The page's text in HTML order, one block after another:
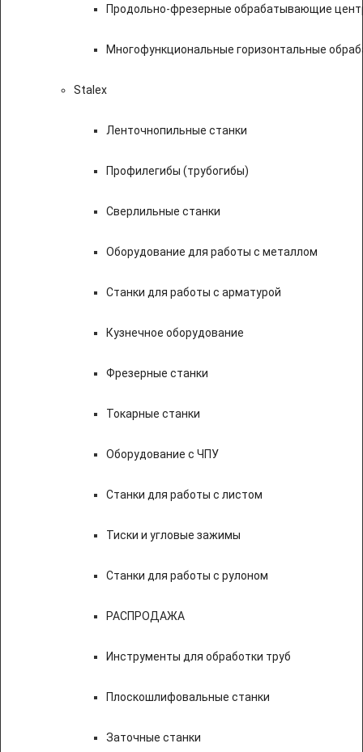
Продольно-фрезерные обрабатывающие
Многофункциональные горизонтальные
Stalex
Ленточнопильные станки
Профилегибы (трубогибы)
Сверлильные станки
Оборудование для работы с металлом
Станки для работы с арматурой
Кузнечное оборудование
Фрезерные станки
Токарные станки
Оборудование с ЧПУ
Станки для работы с листом
Тиски и угловые зажимы
Станки для работы с рулоном
РАСПРОДАЖА
Инструменты для обработки труб
Плоскошлифовальные станки
Заточные станки